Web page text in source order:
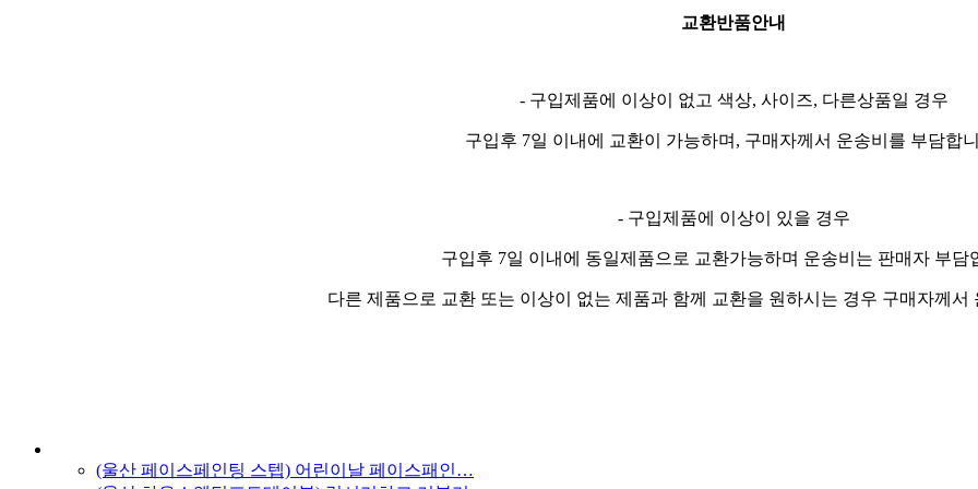
교환반품안내
- 구입제품에 이상이 없고 색상, 사이즈, 다른상품일 경우
구입후 7일 이내에 교환이 가능하며, 구매자께서 운송비를 부담합
- 구입제품에 이상이 있을 경우
구입후 7일 이내에 동일제품으로 교환가능하며 운송비는 판매자 부담
다른 제품으로 교환 또는 이상이 없는 제품과 함께 교환을 원하시는 경우 구매자께서
(울산 페이스페인팅 스텝) 어린이날 페이스패인…